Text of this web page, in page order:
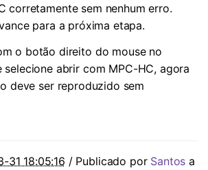
corretamente sem nenhum erro.
para a próxima etapa.
o botão direito do mouse no
selecione abrir com MPC-HC, agora
deve ser reproduzido sem
31 18:05:16 / Publicado por Santos a